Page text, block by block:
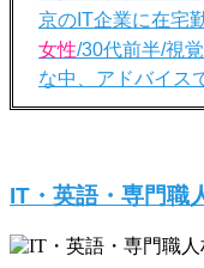
京のIT企業に在宅
女性/30代前半/視
な中、アドバイス
IT・英語・専門職